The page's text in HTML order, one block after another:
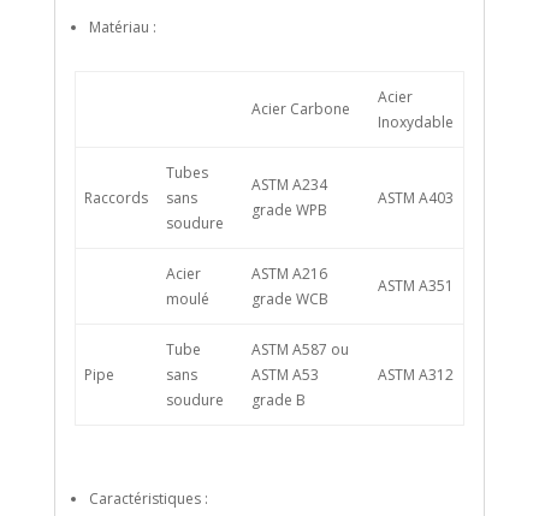
Matériau :
Acier Carbone
Acier
Inoxydable
Raccords
Tubes
sans
soudure
ASTM A234
grade WPB
ASTM A403
Acier
moulé
ASTM A216
grade WCB
ASTM A351
Pipe
Tube
sans
soudure
ASTM A587 ou
ASTM A53
grade B
ASTM A312
Caractéristiques :